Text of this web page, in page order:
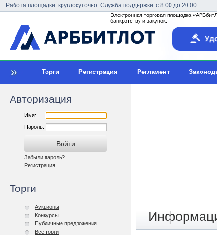
Работа площадки: круглосуточно. Служба поддержки: с 8:00 до 20:00.
Электронная торговая площадка
банкротству и закупок.
Торги Регистрация Регламент
Авторизация
Имя:
Пароль:
Забыли пароль?
Регистрация
Торги
Аукционы
Конкурсы
Публичные предложения
Все торги